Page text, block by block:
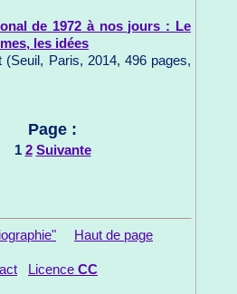
de 1972 à nos jours : Le
les idées
(Seuil, Paris, 2014, 496 pages,
Page :
1 2 Suivante
Haut de page
Licence CC